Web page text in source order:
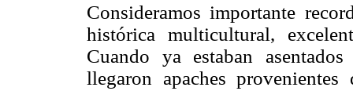
Consideramos importante
histórica multicultural,
Cuando ya estaban
llegaron apaches